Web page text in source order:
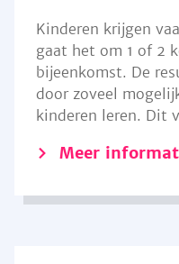
Kinderen krijgen
gaat het om 1 of 2
bijeenkomst. De
door zoveel
kinderen leren. Dit
Meer